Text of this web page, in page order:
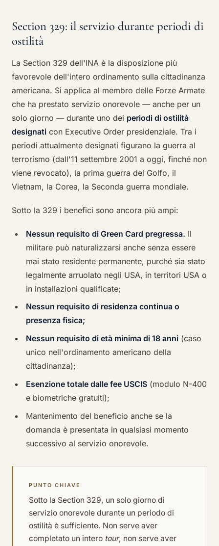
Section 329: il servizio durante periodi di
ostilità
La Section 329 dell'INA è la disposizione più
favorevole dell'intero ordinamento sulla cittadinanza
americana. Si applica al membro delle Forze Armate
che ha prestato servizio onorevole — anche per un
solo giorno — durante uno dei periodi di ostilità
designati con Executive Order presidenziale. Tra i
periodi attualmente designati figurano la guerra al
terrorismo (dall'11 settembre 2001 a oggi, finché non
viene revocato), la prima guerra del Golfo, il
Vietnam, la Corea, la Seconda guerra mondiale.
Sotto la 329 i benefici sono ancora più ampi:
Nessun requisito di Green Card pregressa. Il
militare può naturalizzarsi anche senza essere
mai stato residente permanente, purché sia stato
legalmente arruolato negli USA, in territori USA o
in installazioni qualificate;
Nessun requisito di residenza continua o
presenza fisica;
Nessun requisito di età minima di 18 anni(caso
unico nell'ordinamento americano della
cittadinanza);
Esenzione totale dalle fee USCIS(modulo N-400
e biometriche gratuiti);
Mantenimento del beneficio anche se la
domanda è presentata in qualsiasi momento
successivo al servizio onorevole.
PUNTO CHIAVE
Sotto la Section 329, un solo giorno di
servizio onorevole durante un periodo di
ostilità è sufficiente. Non serve aver
completato un intero tour, non serve aver